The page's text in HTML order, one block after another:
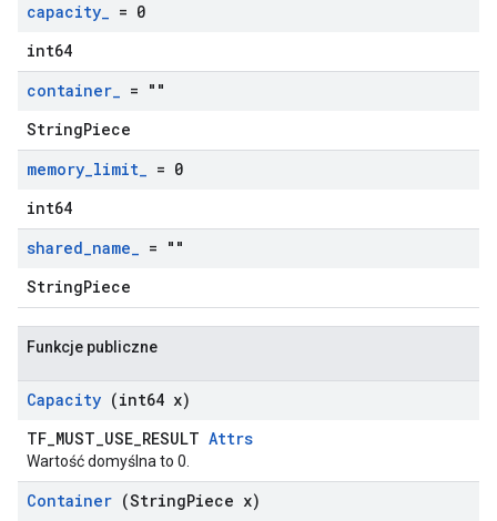
capacity_ = 0
int64
container_ = ""
StringPiece
memory_limit_ = 0
int64
shared_name_ = ""
StringPiece
Funkcje publiczne
Capacity (int64 x)
TF_MUST_USE_RESULT Attrs
Wartość domyślna to 0.
Container (StringPiece x)